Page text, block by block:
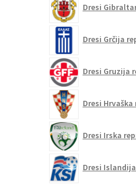
Dresi
Dresi Grčija
Dresi Gruzija
Dresi
Dresi Irska
Dresi